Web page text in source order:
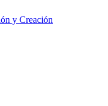
y Creación